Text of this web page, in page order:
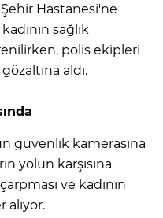
Hastanesi'ne
sağlık
polis ekipleri
aldı.
güvenlik kamerasına
yolun karşısına
ve kadının
alıyor.